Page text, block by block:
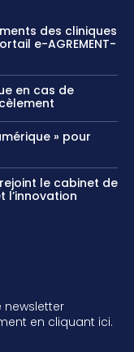
des cliniques
e-AGREMENT-
en cas de
» pour
le cabinet de
l’innovation
newsletter
en cliquant ici.